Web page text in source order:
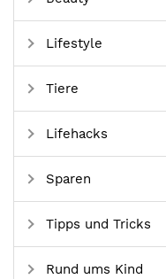
Lifestyle
Tiere
Lifehacks
Sparen
Tipps und Tricks
Rund ums Kind